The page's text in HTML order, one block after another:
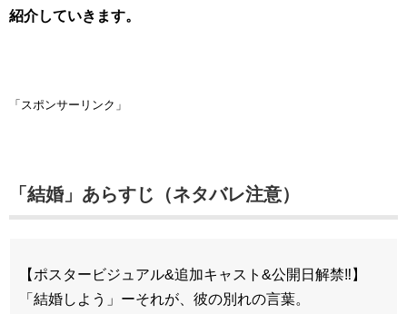
紹介していきます。
「スポンサーリンク」
「結婚」あらすじ（ネタバレ注意）
【ポスタービジュアル&追加キャスト&公開日解禁‼︎】
「結婚しよう」ーそれが、彼の別れの言葉。